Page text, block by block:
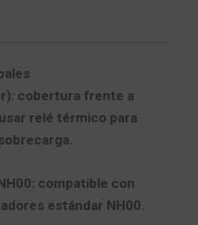
cobertura frente a
relé térmico para
compatible con
estándar NH00.